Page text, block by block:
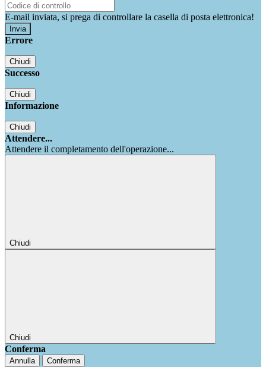
E-mail inviata, si prega di controllare la casella di posta elettronica!
Errore
Chiudi
Successo
Chiudi
Informazione
Chiudi
Attendere...
Attendere il completamento dell'operazione...
Chiudi
Chiudi
Conferma
Annulla Conferma